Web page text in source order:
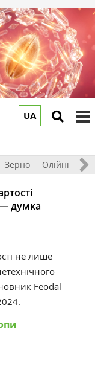
UA
Зерно Олійні
— думка
не лише
Feodal
.